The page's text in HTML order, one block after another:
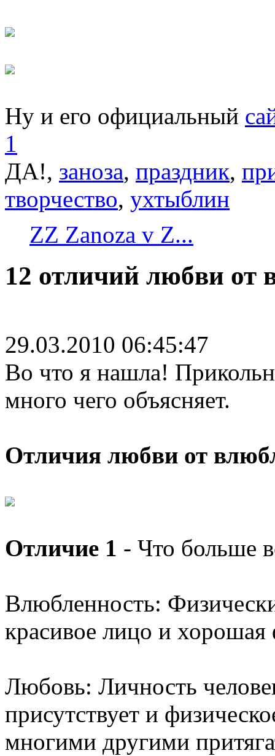
Ну и его официальный
1
ДА!, заноза, праздник,
творчество, ухтыблин
ZZ Zanoza v Z...
12 отличий любви от
29.03.2010 06:45:47
Во что я нашла!
много чего объясняет.
Отличия любви от
Отличие 1 - Что больше
Влюбленность:
красивое лицо и хорошая
Любовь: Личность
присутствует и
многими другими